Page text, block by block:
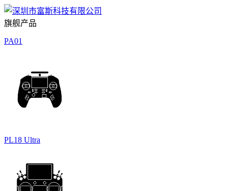
旗舰产品
PA01
PL18 Ultra